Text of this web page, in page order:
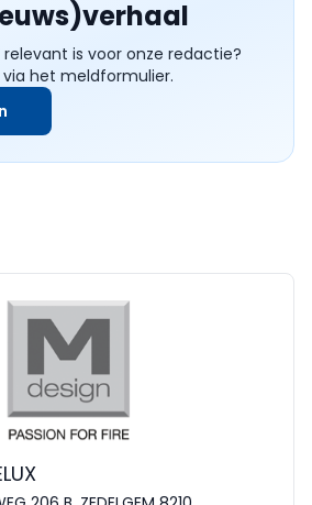
is voor onze redactie?
het meldformulier.